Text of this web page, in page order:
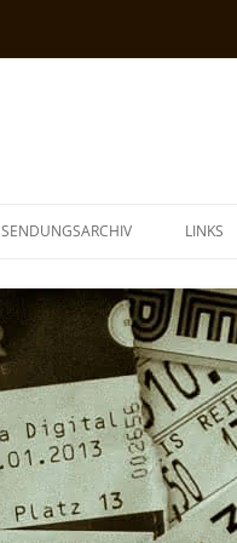
SENDUNGSARCHIV LINKS